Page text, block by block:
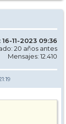
11-2023 09:36
20 años antes
Mensajes: 12.410